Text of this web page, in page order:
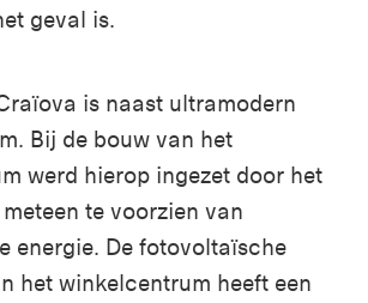
geval is.
is naast ultramodern
. Bij de bouw van het
werd hierop ingezet door het
meteen te voorzien van
e energie. De fotovoltaïsche
het winkelcentrum heeft een